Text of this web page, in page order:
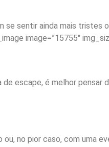
se sentir ainda mais tristes
image=”15755″
escape, é melhor pensar
no pior caso, com uma